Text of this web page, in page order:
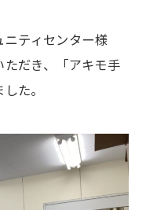
ティセンター様
ただき、「アキモ手
た。